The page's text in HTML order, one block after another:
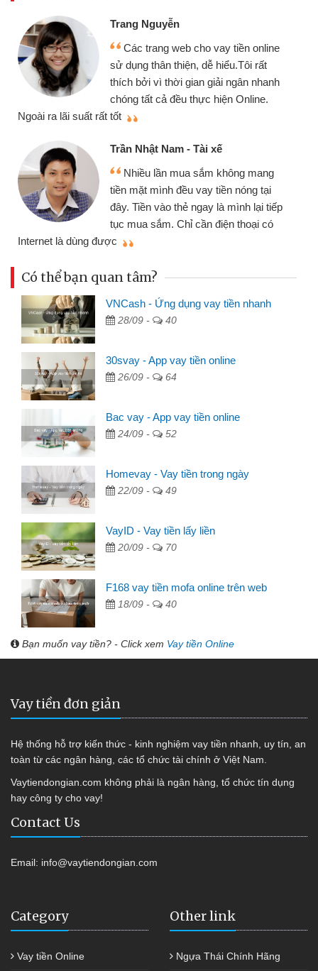
Trang Nguyễn
Các trang web cho vay tiền online
sử dụng thân thiện, dễ hiểu.Tôi rất
thích bởi vì thời gian giải ngân nhanh
chóng tất cả đều thực hiện Online.
Ngoài ra lãi suất rất tốt
Trần Nhật Nam - Tài xế
Nhiều lần mua sắm không mang
tiền mặt mình đều vay tiền nóng tại
đây. Tiền vào thẻ ngay là mình lại tiếp
tục mua sắm. Chỉ cần điện thoại có
Internet là dùng được
Có thể bạn quan tâm?
VNCash - Ứng dụng vay tiền nhanh
28/09 - 40
30svay - App vay tiền online
26/09 - 64
Bac vay - App vay tiền online
24/09 - 52
Homevay - Vay tiền trong ngày
22/09 - 49
VayID - Vay tiền lấy liền
20/09 - 70
F168 vay tiền mofa online trên web
18/09 - 40
Bạn muốn vay tiền? - Click xem Vay tiền Online
Vay tiền đơn giản
Hệ thống hỗ trợ kiến thức - kinh nghiệm vay tiền nhanh, uy tín, an
toàn từ các ngân hàng, các tổ chức tài chính ở Việt Nam.
Vaytiendongian.com không phải là ngân hàng, tổ chức tín dụng
hay công ty cho vay!
Contact Us
Email: info@vaytiendongian.com
Category
Vay tiền Online
Other link
Ngựa Thái Chính Hãng